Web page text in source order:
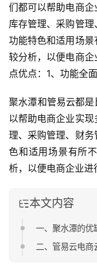
们都可以帮助电商企
库存管理、采购管
功能特色和适用场
较分析，以便电商
点优点：1、功能全
聚水潭和管易云都
以帮助电商企业实
理、采购管理、财
色和适用场景有所
析，以便电商企业进
本文内容
一、聚水潭的优
二、管易云电商